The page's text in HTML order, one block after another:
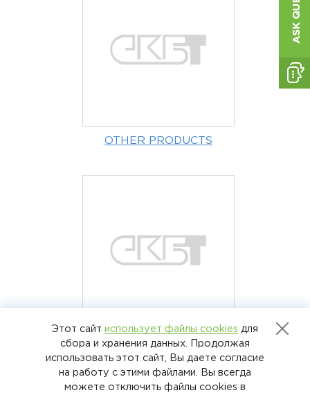
OTHER PRODUCTS
TURBOCHARGERS
Этот сайт использует файлы cookies для
сбора и хранения данных. Продолжая
использовать этот сайт, Вы даете согласие
на работу с этими файлами. Вы всегда
можете отключить файлы cookies в